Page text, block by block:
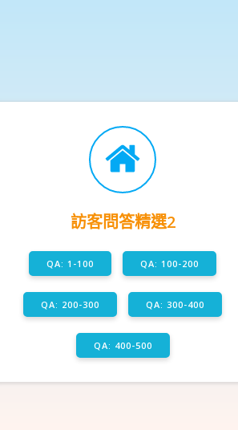
訪客問答精選2
QA: 1-100 QA: 100-200
QA: 200-300 QA: 300-400
QA: 400-500